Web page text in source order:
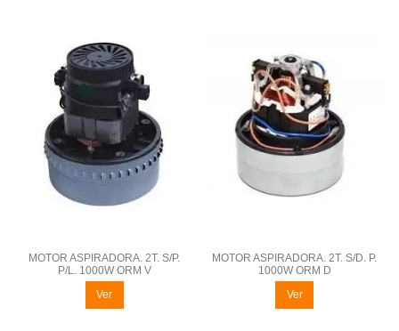
MOTOR ASPIRADORA. 2T. S/P.
P/L. 1000W ORM V
Ver
MOTOR ASPIRADORA. 2T. S/D. P.
1000W ORM D
Ver